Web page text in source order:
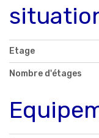
Etage
Nombre d'étages